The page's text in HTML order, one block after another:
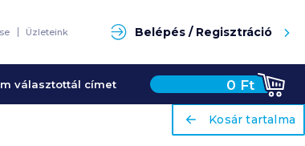
Üzleteink Belépés / Regisztráció
választottál címet 0 Ft
ariaLabel
Kosár tartalma